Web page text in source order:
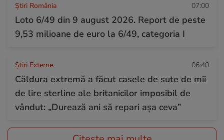
Știri România 07:00
Loto 6/49 din 9 august 2026. Report de peste
9,53 milioane de euro la 6/49, categoria I
Știri Externe 06:40
Căldura extremă a făcut casele de sute de mii
de lire sterline ale britanicilor imposibil de
vândut: „Durează ani să repari așa ceva”